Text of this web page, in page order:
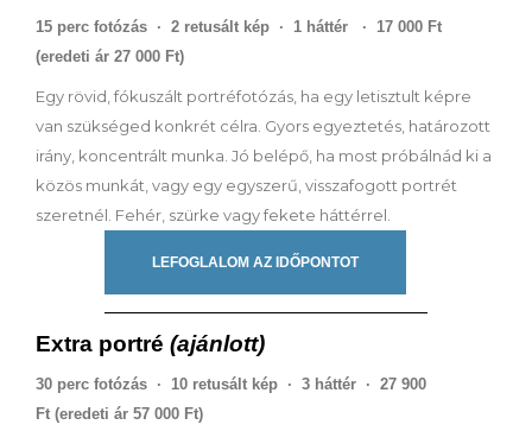
15 perc fotózás · 2 retusált kép · 1 háttér · 17 000 Ft
(eredeti ár 27 000 Ft)
Egy rövid, fókuszált portréfotózás, ha egy letisztult képre
van szükséged konkrét célra. Gyors egyeztetés, határozott
irány, koncentrált munka. Jó belépő, ha most próbálnád ki a
közös munkát, vagy egy egyszerű, visszafogott portrét
szeretnél. Fehér, szürke vagy fekete háttérrel.
LEFOGLALOM AZ IDŐPONTOT
Extra portré (ajánlott)
30 perc fotózás · 10 retusált kép · 3 háttér · 27 900
Ft (eredeti ár 57 000 Ft)